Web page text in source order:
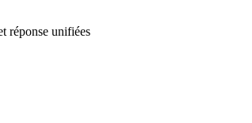
réponse unifiées